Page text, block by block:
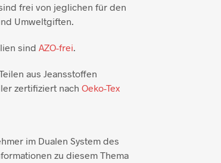
frei von jeglichen für den
Umweltgiften.
sind AZO-frei
aus Jeansstoffen
zertifiziert nachOeko-Tex
im Dualen System des
zu diesem Thema